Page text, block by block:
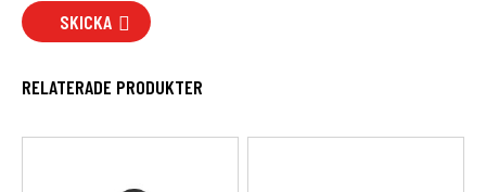
SKICKA
RELATERADE PRODUKTER